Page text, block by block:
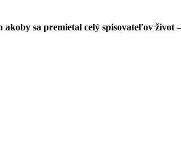
sa premietal celý spisovateľov